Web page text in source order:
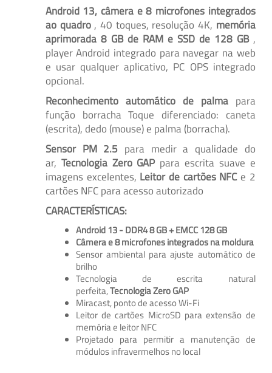
Android 13, câmera e 8 microfones integrados
ao quadro, 40 toques, resolução 4K, memória
aprimorada 8 GB de RAM e SSD de 128 GB,
player Android integrado para navegar na web
e usar qualquer aplicativo, PC OPS integrado
opcional.
Reconhecimento automático de palmapara
função borracha Toque diferenciado: caneta
(escrita), dedo (mouse) e palma (borracha).
Sensor PM 2.5 para medir a qualidade do
ar, Tecnologia Zero GAPpara escrita suave e
imagens excelentes, Leitor de cartões NFCe 2
cartões NFC para acesso autorizado
CARACTERÍSTICAS:
Android 13 - DDR4 8 GB + EMCC 128 GB
Câmera e 8 microfones integrados na moldura
Sensor ambiental para ajuste automático de
brilho
Tecnologia de escrita natural
perfeita,Tecnologia Zero GAP
Miracast, ponto de acesso Wi-Fi
Leitor de cartões MicroSD para extensão de
memória e leitor NFC
Projetado para permitir a manutenção de
módulos infravermelhos no local